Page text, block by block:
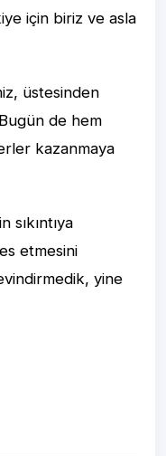
için biriz ve asla
üstesinden
de hem
kazanmaya
etmesini
yine